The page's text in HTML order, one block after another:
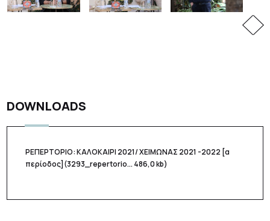
DOWNLOADS
ΡΕΠΕΡΤΟΡΙΟ: ΚΑΛΟΚΑΙΡΙ 2021/ ΧΕΙΜΩΝΑΣ 2021 -2022 [α
περίοδος] (3293_repertorio... 486,0 kb)